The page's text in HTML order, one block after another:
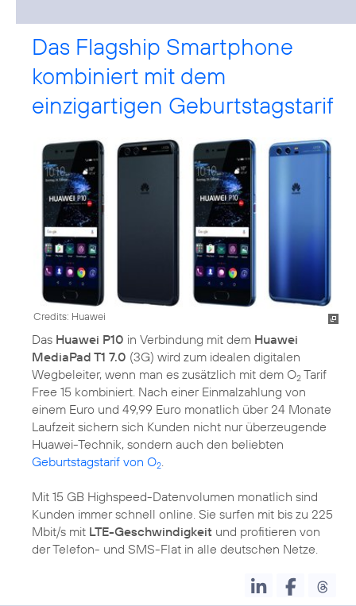
Das Flagship Smartphone
kombiniert mit dem
einzigartigen Geburtstagstarif
Credits: Huawei
Das Huawei P10 in Verbindung mit dem Huawei
MediaPad T1 7.0 (3G) wird zum idealen digitalen
Wegbeleiter, wenn man es zusätzlich mit dem O2 Tarif
Free 15 kombiniert. Nach einer Einmalzahlung von
einem Euro und 49,99 Euro monatlich über 24 Monate
Laufzeit sichern sich Kunden nicht nur überzeugende
Huawei-Technik, sondern auch den beliebten
Geburtstagstarif von O2.
Mit 15 GB Highspeed-Datenvolumen monatlich sind
Kunden immer schnell online. Sie surfen mit bis zu 225
Mbit/s mit LTE-Geschwindigkeit und profitieren von
der Telefon- und SMS-Flat in alle deutschen Netze.